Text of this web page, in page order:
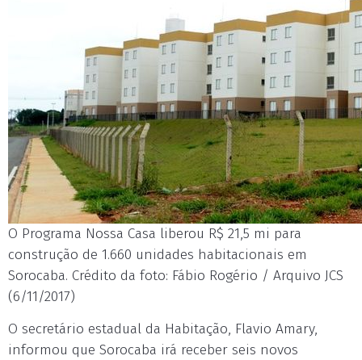
O Programa Nossa Casa liberou R$ 21,5 mi para
construção de 1.660 unidades habitacionais em
Sorocaba. Crédito da foto: Fábio Rogério / Arquivo JCS
(6/11/2017)
O secretário estadual da Habitação, Flavio Amary,
informou que Sorocaba irá receber seis novos